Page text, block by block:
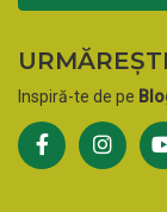
Inspiră-te de pe